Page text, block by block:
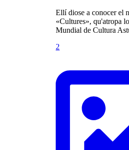
Ellí diose a conocer el
«Cultures», qu'atropa
Mundial de Cultura
2